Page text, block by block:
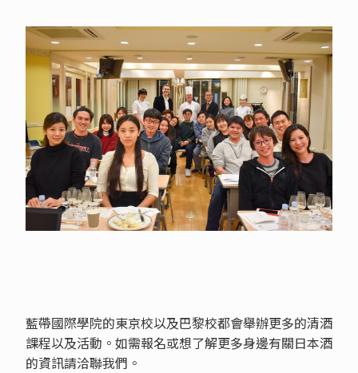
藍帶國際學院的東京校以及巴黎校都會舉辦更多的清酒
課程以及活動。如需報名或想了解更多身邊有關日本酒
的資訊請洽聯我們。